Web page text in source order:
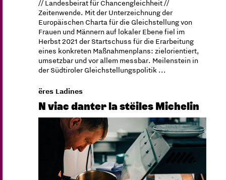
// Landesbeirat für Chancengleichheit //
Zeitenwende. Mit der Unterzeichnung der
Europäischen Charta für die Gleichstellung von
Frauen und Männern auf lokaler Ebene fiel im
Herbst 2021 der Startschuss für die Erarbeitung
eines konkreten Maßnahmenplans: zielorientiert,
umsetzbar und vor allem messbar. Meilenstein in
der Südtiroler Gleichstellungspolitik ...
ëres Ladines
N viac danter la stëiles Michelin